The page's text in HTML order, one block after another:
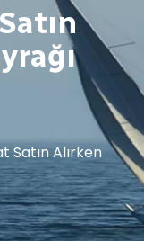
Satın Alırken